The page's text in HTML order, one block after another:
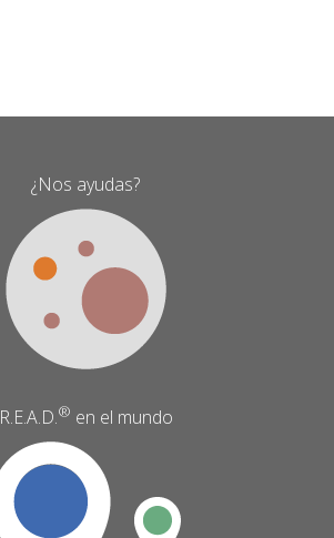
¿Nos ayudas?
R.E.A.D.® en el mundo